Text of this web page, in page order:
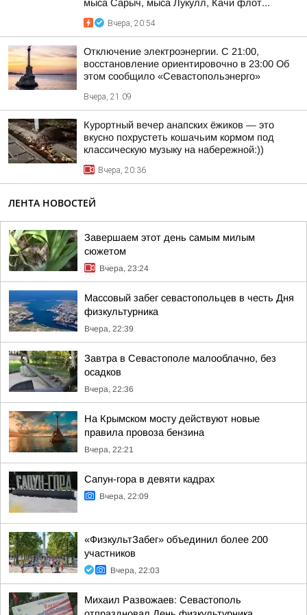
мыса Сарыч, мыса Лукулл, Качи флот...
Вчера, 20:54
Отключение электроэнергии. С 21:00,
восстановление ориентировочно в 23:00 Об
этом сообщило «Севастопольэнерго»
Вчера, 21:09
Курортный вечер анапских ёжиков — это
вкусно похрустеть кошачьим кормом под
классическую музыку на набережной:))
Вчера, 20:36
ЛЕНТА НОВОСТЕЙ
Завершаем этот день самым милым
сюжетом
Вчера, 23:24
Массовый забег севастопольцев в честь Дня
физкультурника
Вчера, 22:39
Завтра в Севастополе малооблачно, без
осадков
Вчера, 22:36
На Крымском мосту действуют новые
правила провоза бензина
Вчера, 22:21
Сапун-гора в девяти кадрах
Вчера, 22:09
«ФизкультЗабег» объединил более 200
участников
Вчера, 22:03
Михаил Развожаев: Севастополь